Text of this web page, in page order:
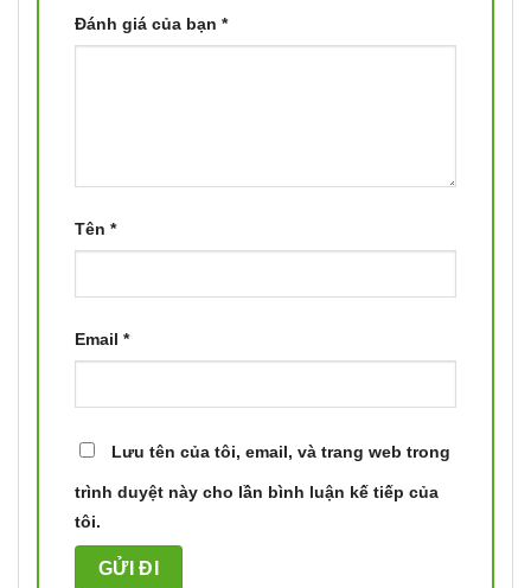
Đánh giá của bạn *
Tên *
Email *
Lưu tên của tôi, email, và trang web trong
trình duyệt này cho lần bình luận kế tiếp của
tôi.